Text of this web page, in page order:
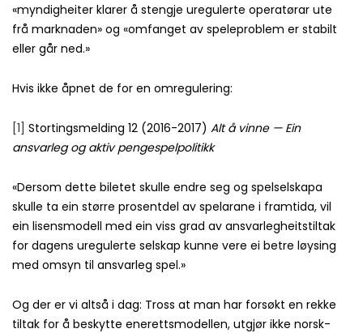
«myndigheiter klarer å stengje uregulerte operatørar ute
frå marknaden» og «omfanget av speleproblem er stabilt
eller går ned.»
Hvis ikke åpnet de for en omregulering:
[1] Stortingsmelding 12 (2016-2017) Alt å vinne — Ein
ansvarleg og aktiv pengespelpolitikk
«Dersom dette biletet skulle endre seg og spelselskapa
skulle ta ein større prosentdel av spelarane i framtida, vil
ein lisensmodell med ein viss grad av ansvarlegheitstiltak
for dagens uregulerte selskap kunne vere ei betre løysing
med omsyn til ansvarleg spel.»
Og der er vi altså i dag: Tross at man har forsøkt en rekke
tiltak for å beskytte enerettsmodellen, utgjør ikke norsk-